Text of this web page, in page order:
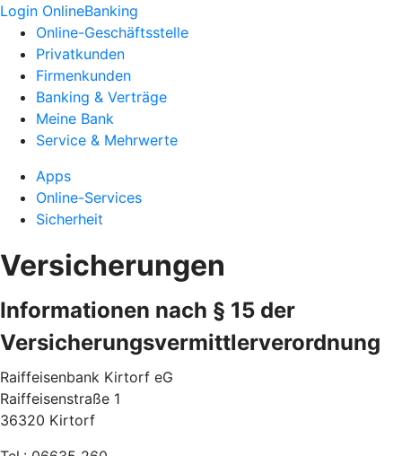
Login OnlineBanking
Online-Geschäftsstelle
Privatkunden
Firmenkunden
Banking & Verträge
Meine Bank
Service & Mehrwerte
Apps
Online-Services
Sicherheit
Versicherungen
Informationen nach § 15 der
Versicherungsvermittlerverordnung
Raiffeisenbank Kirtorf eG
Raiffeisenstraße 1
36320 Kirtorf